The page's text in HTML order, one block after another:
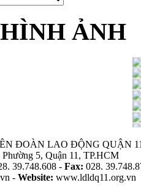
ẢNH
ĐOÀN LAO ĐỘNG QUẬN
5, Quận 11, TP.HCM
39.748.608 - Fax: 028.
- Website: www.ldldq11.org.vn